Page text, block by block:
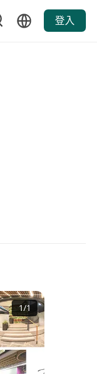
登入
1/1